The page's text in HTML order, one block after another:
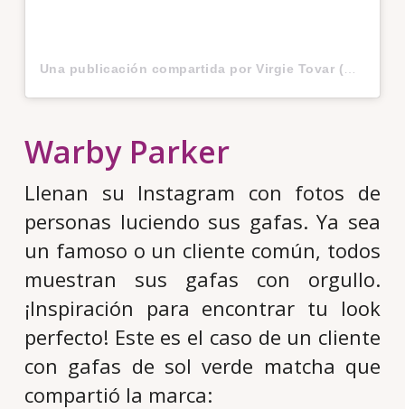
Warby Parker
Llenan su Instagram con fotos de
personas luciendo sus gafas. Ya sea
un famoso o un cliente común, todos
muestran sus gafas con orgullo.
¡Inspiración para encontrar tu look
perfecto! Este es el caso de un cliente
con gafas de sol verde matcha que
compartió la marca: